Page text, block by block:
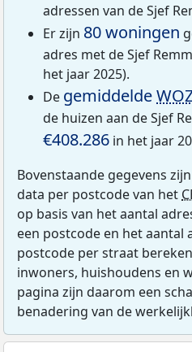
adressen van de Sjef
Er zijn 80 woningen
adres met de Sjef
het jaar 2025).
De gemiddelde
de huizen aan de Sjef
€408.286 in het jaar
Bovenstaande gegevens
data per postcode van het
op basis van het aantal
een postcode en het aantal
postcode per straat
inwoners, huishoudens en
pagina zijn daarom een
benadering van de